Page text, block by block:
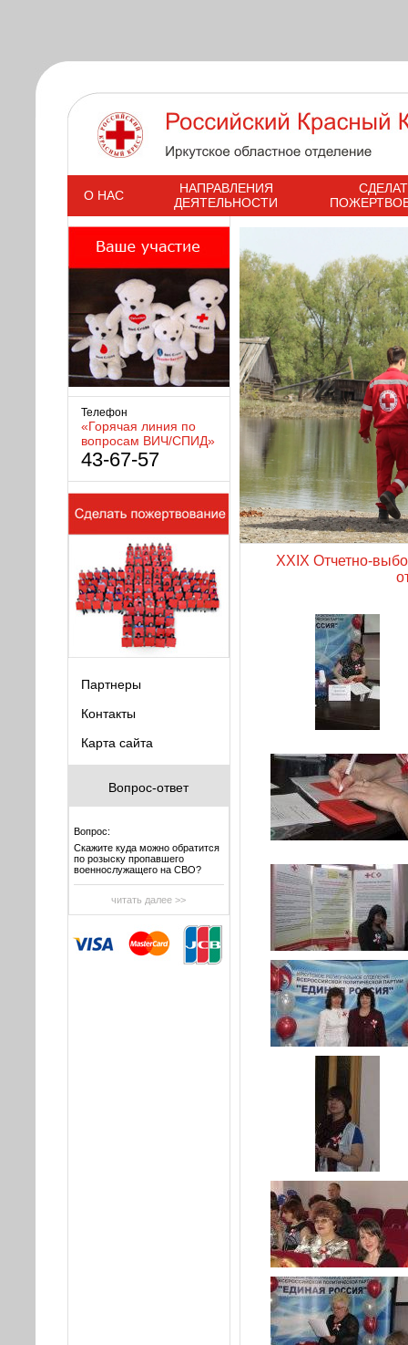
s
О НАС
НАПРАВЛЕНИЯ
ДЕЯТЕЛЬНОСТИ
Телефон
«Горячая линия по
вопросам ВИЧ/СПИД»
43-67-57
Партнеры
Контакты
Карта сайта
Вопрос-ответ
Вопрос:
Скажите куда можно обратится
по розыску пропавшего
военнослужащего на СВО?
читать далее >>
XXIX Отчетно-